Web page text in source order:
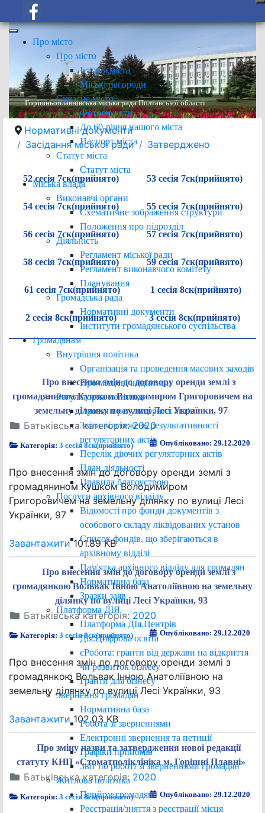
Про місто
Про місто
Історія міста
Міські нагороди
Сучасне місто
Фотосюжети
До 60-річчя нашого міста
Паспорт міста
Статут міста
Статут міста
Міська влада
Виконавчі органи
Схематичне зображення структури
Положення про підрозділ
Діяльність
Регламент міської ради
Регламент виконавчого комітету
Планування
Громадська рада
Нормативні документи
Інститути громадянського суспільства
Громадянам
Внутрішня політика
Організація та проведення масових заходів
Про місцеві ініціативи
Регуляторна політика
Проєкти регуляторних актів
Звіти відстежень результативності
регуляторних актів
Перелік діючих регуляторних актів
План діяльності
Правила благоустрою
Послуги архівного відділу
Відомості про фонди документів з
особового складу ліквідованих установ
Список фондів, що зберігаються в
архівному відділі
Пам'ятка архівного відділу для громадян
Нормативна база
Зразки заяв
Платформа ДІЯ
Платформа ДІя.Центрів
Дія.Цифрова освіта
єРобота: гранти від держави на відкриття
чи розвиток бізнесу
Гранти для бізнесу
Звернення громадян
Нормативна база
Робота зі зверненнями
Електронні звернення та петиції
Графіки прийомів
Звіт по роботі зі зверненнями громадян
Житлова політика
Прийом громадян
Реєстрація/зняття з реєстрації місця
Горішньоплавнівська міська рада Полтавської області
Нормативні документи
Засідання міської ради
Затверджено
Про внесення змін до договору оренди землі з
громадянином Кушком Володимиром Григоровичем на
земельну ділянку по вулиці Лесі Українки, 97
Батьківська категорія:2020
Категорія:3 сесія 8ск(прийнято) Опубліковано: 29.12.2020
Про внесення змін до договору оренди землі з
громадянином Кушком Володимиром
Григоровичем на земельну ділянку по вулиці Лесі
Українки, 97
Завантажити101.89 KB
Про внесення змін до договору оренди землі з
громадянкою Вольвак Інною Анатоліївною на земельну
ділянку по вулиці Лесі Українки, 93
Батьківська категорія: 2020
Категорія:3 сесія 8ск(прийнято) Опубліковано: 29.12.2020
Про внесення змін до договору оренди землі з
громадянкою Вольвак Інною Анатоліївною на
земельну ділянку по вулиці Лесі Українки, 93
Завантажити 102.03 KB
Про зміну назви та затвердження нової редакції
статуту КНП «Стоматполіклініка м. Горішні Плавні»
Батьківська категорія: 2020
Категорія:3 сесія 8ск(прийнято) Опубліковано: 29.12.2020
52 сесія 7ск(прийнято) 53 сесія 7ск(прийнято)
54 сесія 7ск(прийнято) 55 сесія 7ск(прийнято)
56 сесія 7ск(прийнято) 57 сесія 7ск(прийнято)
58 сесія 7ск(прийнято) 59 сесія 7ск(прийнято)
61 сесія 7ск(прийнято) 1 сесія 8ск(прийнято)
2 сесія 8ск(прийнято) 3 сесія 8ск(прийнято)